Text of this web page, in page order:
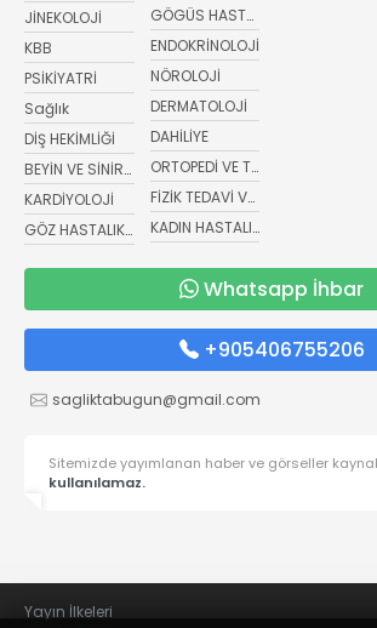
JİNEKOLOJİ
KBB
PSİKİYATRİ
Sağlık
DİŞ HEKİMLİĞİ
BEYİN VE SİNİR CERRAHİSİ
KARDİYOLOJİ
GÖZ HASTALIKLARI
GÖGÜS HASTALIKLARI
ENDOKRİNOLOJİ
NÖROLOJİ
DERMATOLOJİ
DAHİLİYE
ORTOPEDİ VE TRAVMATOLOJİ
FİZİK TEDAVİ VE REHABİLİTASYON
KADIN HASTALIKLARI VE DOĞUM
Whatsapp İhbar
+905406755206
sagliktabugun@gmail.com
Sitemizde yayımlanan haber ve görseller
kullanılamaz.
Yayın İlkeleri